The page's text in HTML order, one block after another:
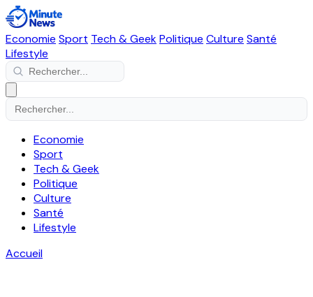
Economie Sport Tech & GeekPolitique Culture Santé
Lifestyle
Economie
Sport
Tech & Geek
Politique
Culture
Santé
Lifestyle
Accueil